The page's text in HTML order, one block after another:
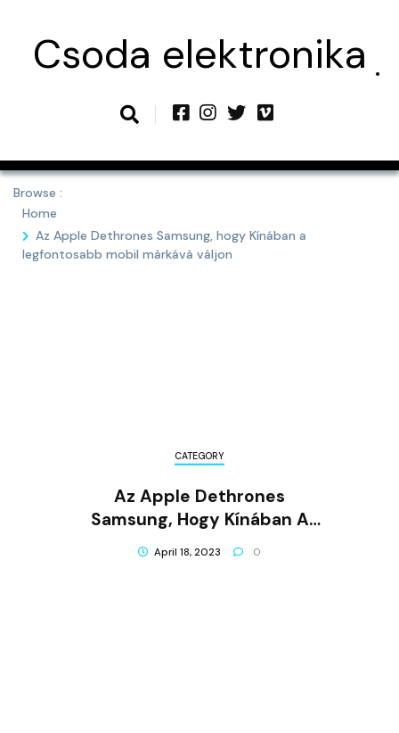
contentCsoda elektronika
Browse :
Home
Az Apple Dethrones Samsung, hogy Kínában a
legfontosabb mobil márkává váljon
CATEGORY
Az Apple Dethrones
Samsung, Hogy Kínában A
Legfontosabb Mobil Márkává
April 18, 2023 0